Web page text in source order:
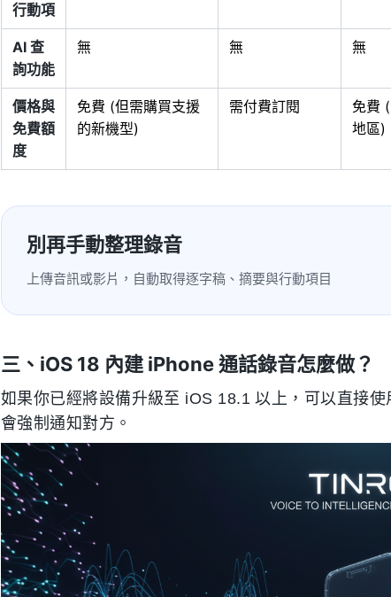
行動項
AI 查
詢功能
無 無 無
價格與
免費額
度
免費 (但需購買支援
的新機型)
需付費訂閱
免費
地區)
別再手動整理錄音
上傳音訊或影片，自動取得逐字稿、摘要與行動項目
三、iOS 18 內建 iPhone 通話錄音怎麼做？
如果你已經將設備升級至 iOS 18.1 以上，可以直接
會強制通知對方。